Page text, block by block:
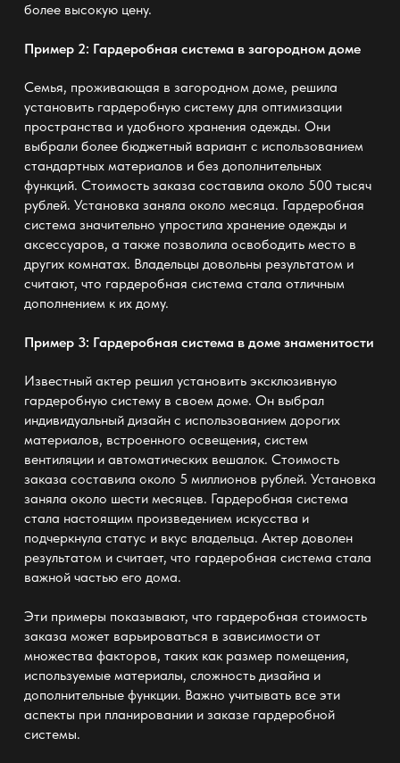
более высокую цену.
Пример 2: Гардеробная система в загородном доме
Семья, проживающая в загородном доме, решила
установить гардеробную систему для оптимизации
пространства и удобного хранения одежды. Они
выбрали более бюджетный вариант с использованием
стандартных материалов и без дополнительных
функций. Стоимость заказа составила около 500 тысяч
рублей. Установка заняла около месяца. Гардеробная
система значительно упростила хранение одежды и
аксессуаров, а также позволила освободить место в
других комнатах. Владельцы довольны результатом и
считают, что гардеробная система стала отличным
дополнением к их дому.
Пример 3: Гардеробная система в доме знаменитости
Известный актер решил установить эксклюзивную
гардеробную систему в своем доме. Он выбрал
индивидуальный дизайн с использованием дорогих
материалов, встроенного освещения, систем
вентиляции и автоматических вешалок. Стоимость
заказа составила около 5 миллионов рублей. Установка
заняла около шести месяцев. Гардеробная система
стала настоящим произведением искусства и
подчеркнула статус и вкус владельца. Актер доволен
результатом и считает, что гардеробная система стала
важной частью его дома.
Эти примеры показывают, что гардеробная стоимость
заказа может варьироваться в зависимости от
множества факторов, таких как размер помещения,
используемые материалы, сложность дизайна и
дополнительные функции. Важно учитывать все эти
аспекты при планировании и заказе гардеробной
системы.